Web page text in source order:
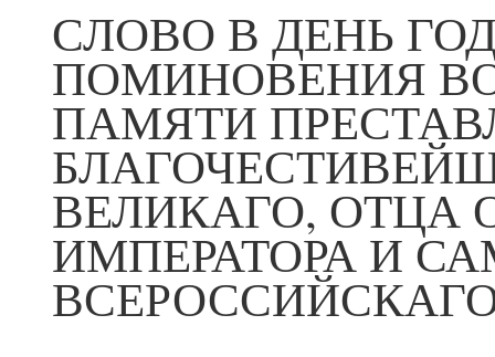
СЛОВО В ДЕНЬ
ПОМИНОВЕНИЯ
ПАМЯТИ
ВЕЛИКАГО, ОТЦА
ИМПЕРАТОРА И